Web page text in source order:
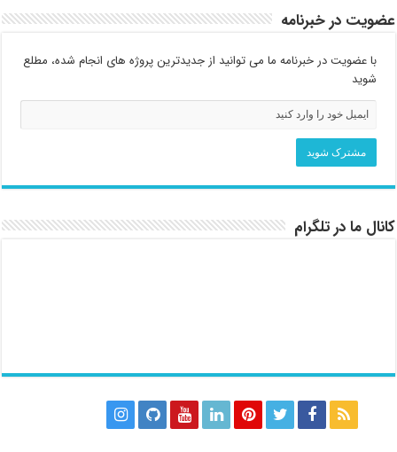
عضویت در خبرنامه
با عضویت در خبرنامه ما می توانید از جدیدترین پروژه های انجام شده، مطلع
شوید
کانال ما در تلگرام